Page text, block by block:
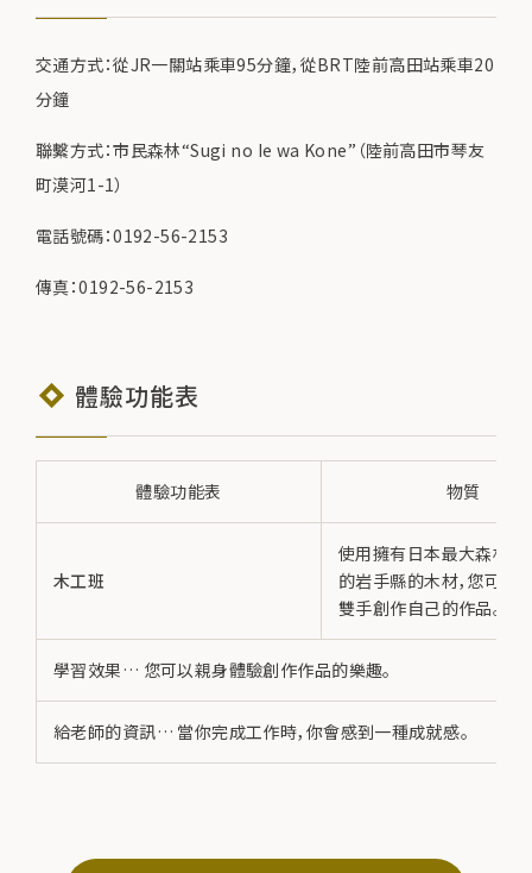
交通方式：從JR一關站乘車95分鐘，從BRT陸前高田站乘車20
分鐘
聯繫方式：市民森林“Sugi no Ie wa Kone”（陸前高田市琴友
町漠河1-1）
電話號碼：0192-56-2153
傳真：0192-56-2153
體驗功能表
體驗功能表 物質
木工班
使用擁有日本最大森林面
的岩手縣的木材，您可以
雙手創作自己的作品。
學習效果… 您可以親身體驗創作作品的樂趣。
給老師的資訊… 當你完成工作時，你會感到一種成就感。